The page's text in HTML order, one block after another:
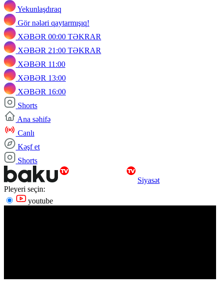
Yekunlaşdıraq
Gör nələri qaytarmışıq!
XƏBƏR 00:00 TƏKRAR
XƏBƏR 21:00 TƏKRAR
XƏBƏR 11:00
XƏBƏR 13:00
XƏBƏR 16:00
Shorts
Ana səhifə
Canlı
Kəşf et
Shorts
Siyasət
Pleyeri seçin:
youtube